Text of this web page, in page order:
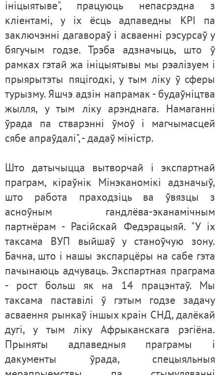
ініцыятыве", працуюць непасрэдна з
кліентамі, у іх ёсць адпаведны KPI па
заключэнні дагавораў і асваенні рэсурсаў у
бягучым годзе. Трэба адзначыць, што ў
рамках гэтай жа ініцыятывы мы рэалізуем і
прыярытэты пяцігодкі, у тым ліку ў сферы
турызму. Яшчэ адзін напрамак - будаўніцтва
жылля, у тым ліку арэнднага. Намаганні
ўрада па стварэнні ўмоў і магчымасцей
сябе апраўдалі", - дадаў міністр.
Што датычыцца вытворчай і экспартнай
праграм, кіраўнік Мінэканомікі адзначыў,
што работа праходзіць ва ўвязцы з
асноўным гандлёва-эканамічным
партнёрам - Расійскай Федэрацыяй. "У іх
таксама ВУП выйшаў у станоўчую зону.
Бачна, што і нашы экспарцёры на сабе гэта
пачынаюць адчуваць. Экспартная праграма
- рост больш як на 14 працэнтаў. Мы
таксама паставілі ў гэтым годзе задачу
асваення рынкаў іншых краін СНД, далёкай
дугі, у тым ліку Афрыканскага рэгіёна.
Прыняты адпаведныя праграмы і
дакументы ўрада, спецыяльныя